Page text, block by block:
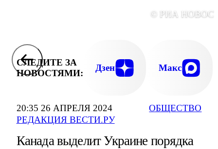
20:35 26 АПРЕЛЯ 2024
РЕДАКЦИЯ ВЕСТИ.РУ
ОБЩЕСТВО
© РИА
СЛЕДИТЕ ЗА
НОВОСТЯМИ:
Дзен Макс
Канада выделит Украине порядка